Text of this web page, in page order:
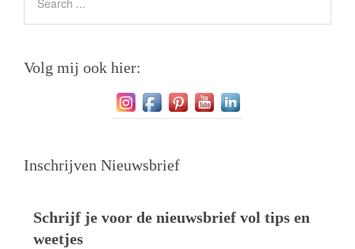
Volg mij ook hier:
Inschrijven Nieuwsbrief
Schrijf je voor de nieuwsbrief vol tips en
weetjes